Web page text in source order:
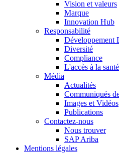
Vision et valeurs
Marque
Innovation Hub
Responsabilité
Développement
Diversité
Compliance
L'accès à la
Média
Actualités
Communiqués
Images et Vidéos
Publications
Contactez-nous
Nous trouver
SAP Ariba
Mentions légales